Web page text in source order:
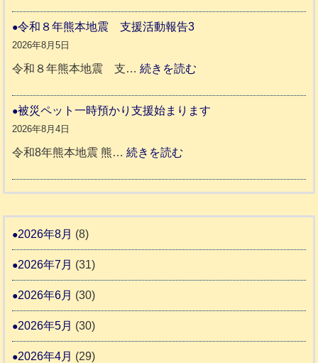
援
市
氷
城
市
市
ッ
さ
ト
人
記
4
令和８年熊本地震 支援活動報告3
2026年8月5日
令和８年熊本地震 支…続きを読む
和
被災ペット一時預かり支援始まります
2026年8月4日
令和8年熊本地震 熊…続きを読む
災
ト
預
2026年8月 (8)
2026年7月 (31)
2026年6月 (30)
2026年5月 (30)
2026年4月 (29)